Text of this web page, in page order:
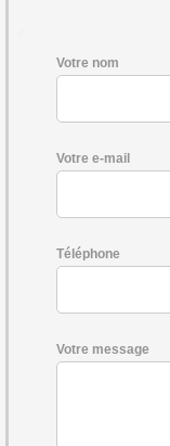
Votre nom
Votre e-mail
Téléphone
Votre message